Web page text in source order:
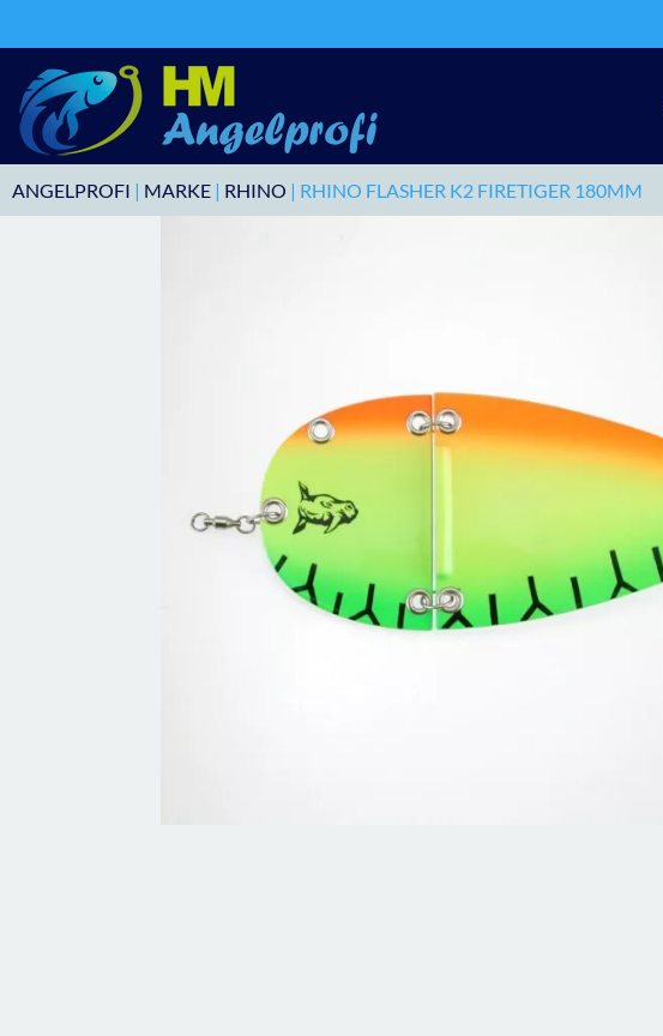
ANGELPROFI | MARKE | RHINO | RHINO FLASHER K2 FIRETIGER 180MM